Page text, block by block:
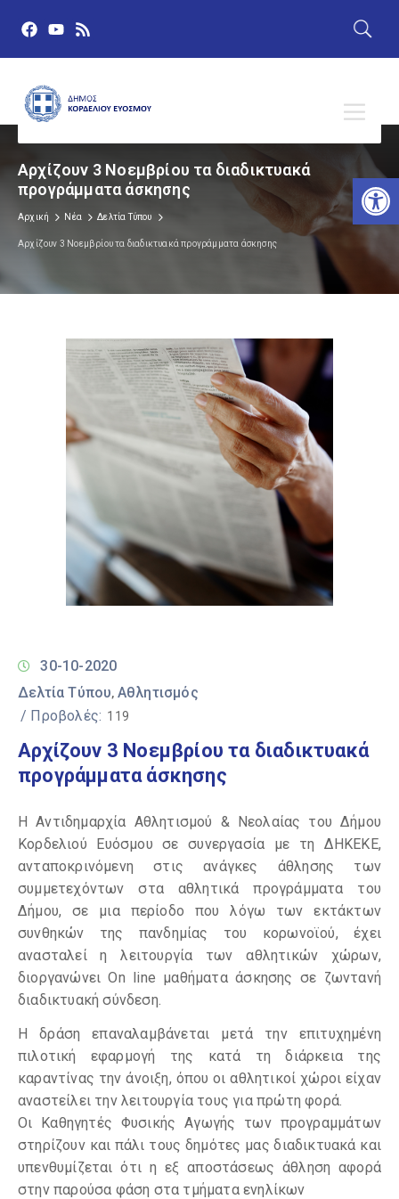
Αρχίζουν 3 Νοεμβρίου τα διαδικτυακά
προγράμματα άσκησης
Αρχική Νέα Δελτία Τύπου
Αρχίζουν 3 Νοεμβρίου τα διαδικτυακά προγράμματα άσκησης
30-10-2020
Δελτία Τύπου‚ Αθλητισμός
/ Προβολές: 119
Αρχίζουν 3 Νοεμβρίου τα διαδικτυακά
προγράμματα άσκησης
Η Αντιδημαρχία Αθλητισμού & Νεολαίας του Δήμου
Κορδελιού Ευόσμου σε συνεργασία με τη ΔΗΚΕΚΕ,
ανταποκρινόμενη στις ανάγκες άθλησης των
συμμετεχόντων στα αθλητικά προγράμματα του
Δήμου, σε μια περίοδο που λόγω των εκτάκτων
συνθηκών της πανδημίας του κορωνοϊού, έχει
ανασταλεί η λειτουργία των αθλητικών χώρων,
διοργανώνει On line μαθήματα άσκησης σε ζωντανή
διαδικτυακή σύνδεση.
Η δράση επαναλαμβάνεται μετά την επιτυχημένη
πιλοτική εφαρμογή της κατά τη διάρκεια της
καραντίνας την άνοιξη, όπου οι αθλητικοί χώροι είχαν
αναστείλει την λειτουργία τους για πρώτη φορά.
Οι Καθηγητές Φυσικής Αγωγής των προγραμμάτων
στηρίζουν και πάλι τους δημότες μας διαδικτυακά και
υπενθυμίζεται ότι η εξ αποστάσεως άθληση αφορά
στην παρούσα φάση στα τμήματα ενηλίκων